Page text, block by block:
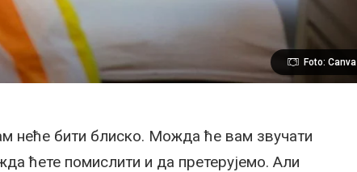
Foto: Canva
неће бити блиско. Можда ће вам звучати
ћете помислити и да претерујемо. Али